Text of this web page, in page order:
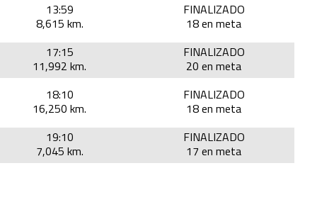
13:59
8,615 km.
FINALIZADO
18 en meta
17:15
11,992 km.
FINALIZADO
20 en meta
18:10
16,250 km.
FINALIZADO
18 en meta
19:10
7,045 km.
FINALIZADO
17 en meta